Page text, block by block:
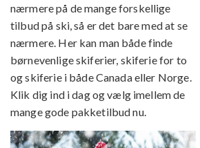
nærmere på de mange forskellige
tilbud på ski, så er det bare med at se
nærmere. Her kan man både finde
børnevenlige skiferier, skiferie for to
og skiferie i både Canada eller Norge.
Klik dig ind i dag og vælg imellem de
mange gode pakketilbud nu.